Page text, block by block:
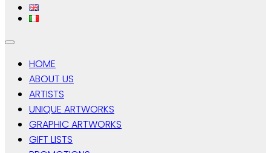
HOME
ABOUT US
ARTISTS
UNIQUE ARTWORKS
GRAPHIC ARTWORKS
GIFT LISTS